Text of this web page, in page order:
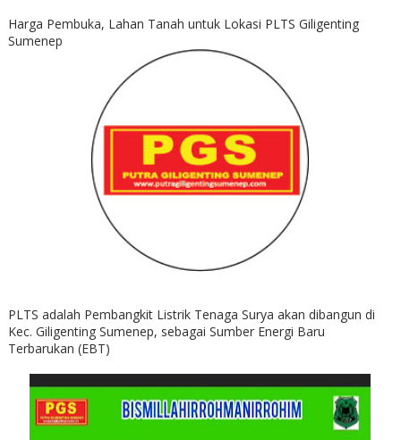
Harga Pembuka, Lahan Tanah untuk Lokasi PLTS Giligenting
Sumenep
PLTS adalah Pembangkit Listrik Tenaga Surya akan dibangun di
Kec. Giligenting Sumenep, sebagai Sumber Energi Baru
Terbarukan (EBT)